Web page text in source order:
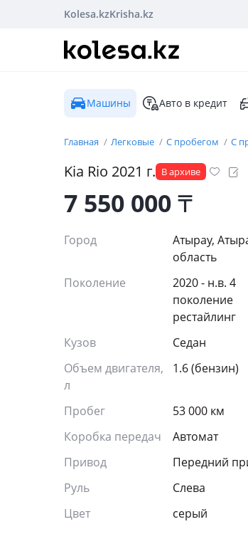
Kolesa.kzKrisha.kz
Машины Авто в кредит
Главная Легковые С пробегом С
Kia Rio 2021 г. В архиве
7 550 000₸
Город
Атырау,
область
Поколение
2020 - н.в. 4
поколение
рестайлинг
Кузов
Седан
Объем двигателя,
л
1.6 (бензин)
Пробег
53 000 км
Коробка передач
Автомат
Привод
Передний
Руль
Слева
Цвет
серый